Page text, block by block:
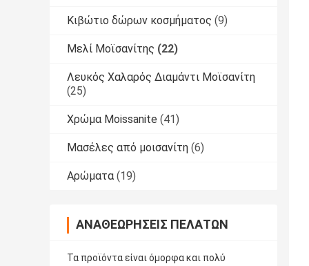
Κιβώτιο δώρων κοσμήματος (9)
Μελί Μοϊσανίτης (22)
Λευκός Χαλαρός Διαμάντι Μοϊσανίτη
(25)
Χρώμα Moissanite (41)
Μασέλες από μοισανίτη (6)
Αρώματα (19)
ΑΝΑΘΕΩΡΉΣΕΙΣ ΠΕΛΑΤΏΝ
Τα προϊόντα είναι όμορφα και πολύ